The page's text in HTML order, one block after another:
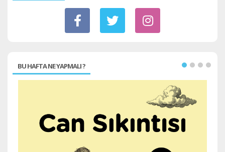
BU HAFTA NE YAPMALI ?